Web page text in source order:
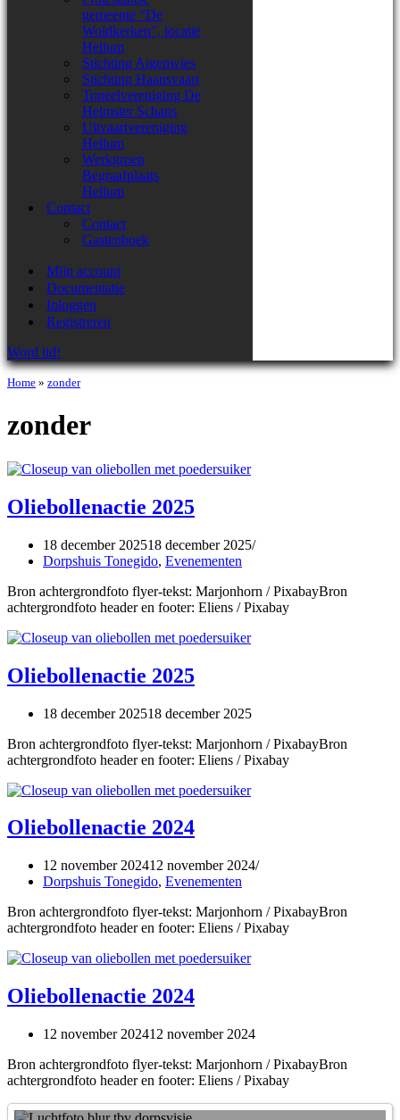
gemeente “De
Woldkerken”, locatie
Hellum
Stichting Aigenwies
Stichting Haansvaart
Toneelvereniging De
Helmster Schans
Uitvaartvereniging
Hellum
Werkgroep
Begraafplaats
Hellum
Contact
Contact
Gastenboek
Mijn account
Documentatie
Inloggen
Registreren
Word lid!
Home » zonder
zonder
Oliebollenactie 2025
18 december 202518 december 2025
Dorpshuis Tonegido, Evenementen
Bron achtergrondfoto flyer-tekst: Marjonhorn / PixabayBron
achtergrondfoto header en footer: Eliens / Pixabay
Oliebollenactie 2025
18 december 202518 december 2025
Bron achtergrondfoto flyer-tekst: Marjonhorn / PixabayBron
achtergrondfoto header en footer: Eliens / Pixabay
Oliebollenactie 2024
12 november 202412 november 2024
Dorpshuis Tonegido, Evenementen
Bron achtergrondfoto flyer-tekst: Marjonhorn / PixabayBron
achtergrondfoto header en footer: Eliens / Pixabay
Oliebollenactie 2024
12 november 202412 november 2024
Bron achtergrondfoto flyer-tekst: Marjonhorn / PixabayBron
achtergrondfoto header en footer: Eliens / Pixabay